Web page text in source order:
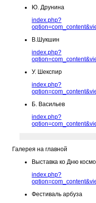
Ю. Друнина
index.php?
В.Шукшин
index.php?
У. Шекспир
index.php?
Б. Васильев
index.php?
Галерея на главной
Выставка ко Дню
index.php?
Фестиваль арбуза